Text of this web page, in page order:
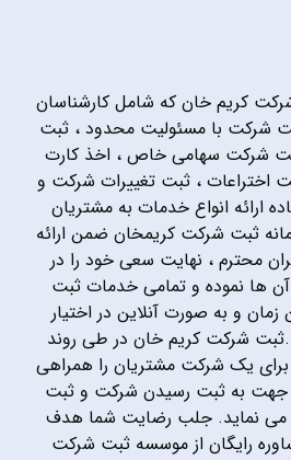
کریم خان که شامل کارشناسان
شرکت با مسئولیت محدود ، ثبت
شرکت سهامی خاص ، اخذ کارت
اختراعات ، ثبت تغییرات شرکت و
ارائه انواع خدمات به مشتریان
ثبت شرکت کریمخان ضمن ارائه
محترم ، نهایت سعی خود را در
ها نموده و تمامی خدمات ثبت
و به صورت آنلاین در اختیار
شرکت کریم خان در طی روند
برای یک شرکت مشتریان را همراهی
جهت به ثبت رسیدن شرکت و ثبت
می نماید. جلب رضایت شما هدف
رایگان از موسسه ثبت شرکت